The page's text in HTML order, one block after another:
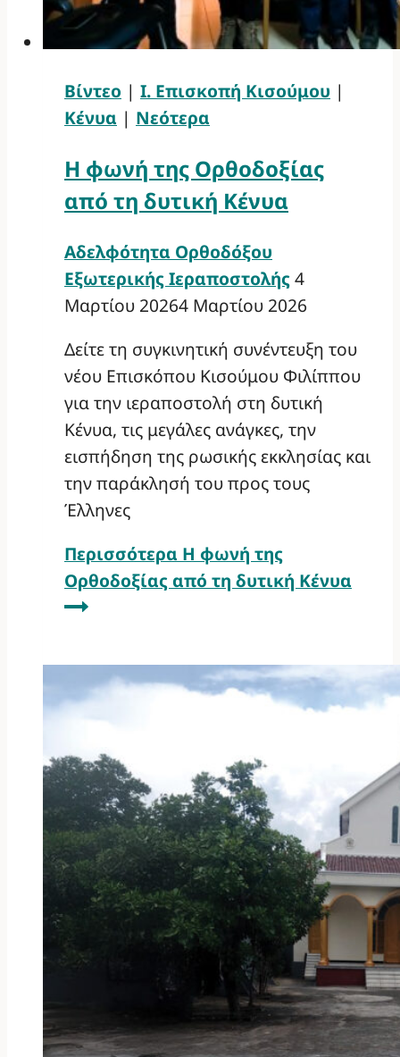
Βίντεο | Ι. Επισκοπή Κισούμου |
Κένυα | Νεότερα
Η φωνή της Ορθοδοξίας
από τη δυτική Κένυα
Αδελφότητα Ορθοδόξου
Εξωτερικής Ιεραποστολής 4
Μαρτίου 20264 Μαρτίου 2026
Δείτε τη συγκινητική συνέντευξη του
νέου Επισκόπου Κισούμου Φιλίππου
για την ιεραποστολή στη δυτική
Κένυα, τις μεγάλες ανάγκες, την
εισπήδηση της ρωσικής εκκλησίας και
την παράκλησή του προς τους
Έλληνες
Περισσότερα Η φωνή της
Ορθοδοξίας από τη δυτική Κένυα